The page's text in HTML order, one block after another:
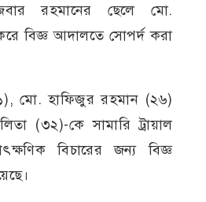
রহমানের ছেলে মো.
বিজ্ঞ আদালতে সোপর্দ করা
মো. হাফিজুর রহমান (২৬)
(৩২)-কে সামারি ট্রায়াল
বিচারের জন্য বিজ্ঞ